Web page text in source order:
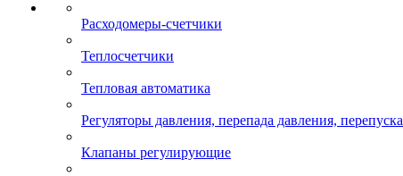
Расходомеры-счетчики
Теплосчетчики
Тепловая автоматика
Регуляторы давления, перепада давления, перепуска
Клапаны регулирующие